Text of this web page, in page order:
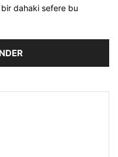
dahaki sefere bu